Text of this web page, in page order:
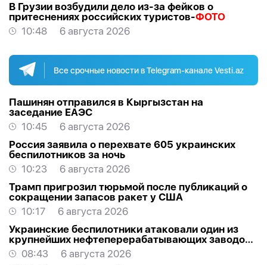
В Грузии возбудили дело из-за фейков о
притеснениях российских туристов-ФОТО
10:48
6 августа 2026
Все срочные новости в Telegram-канале Vesti.az
Пашинян отправился в Кыргызстан на
заседание ЕАЭС
10:45
6 августа 2026
Россия заявила о перехвате 605 украинских
беспилотников за ночь
10:23
6 августа 2026
Трамп пригрозил тюрьмой после публикаций о
сокращении запасов ракет у США
10:17
6 августа 2026
Украинские беспилотники атаковали один из
крупнейших нефтеперерабатывающих заводов
России в Ярославской области
08:43
6 августа 2026